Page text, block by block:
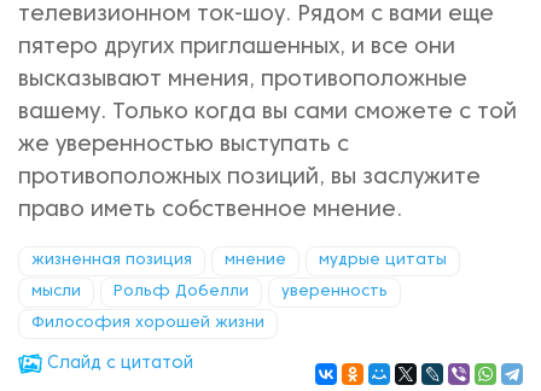
телевизионном ток-шоу. Рядом с вами еще
пятеро других приглашенных, и все они
высказывают мнения, противоположные
вашему. Только когда вы сами сможете с той
же уверенностью выступать с
противоположных позиций, вы заслужите
право иметь собственное мнение.
жизненная позиция мнение мудрые цитаты
мысли Рольф Добелли уверенность
Философия хорошей жизни
Cлайд с цитатой